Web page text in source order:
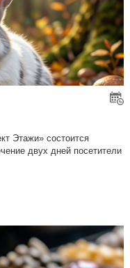
Этажи» состоится
двух дней посетители